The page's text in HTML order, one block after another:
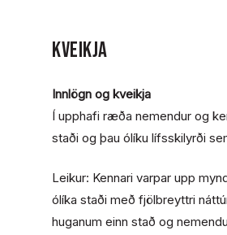
KVEIKJA
Innlögn og kveikja
Í upphafi ræða nemendur og
staði og þau ólíku lífsskilyrði
Leikur: Kennari varpar upp
ólíka staði með fjölbreyttri
huganum einn stað og